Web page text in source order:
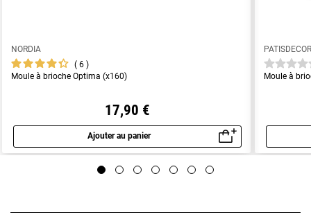
NORDIA
6
Moule à brioche Optima (x160)
17,90 €
Ajouter au panier
Aperçu rapide
Moule à